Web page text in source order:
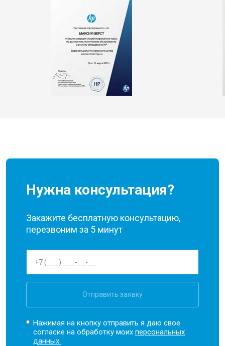
Нужна консультация?
Закажите бесплатную консультацию,
перезвоним за 5 минут
Отправить заявку
Нажимая на кнопку отправить я даю свое
согласие на обработку моихперсональных
данных.